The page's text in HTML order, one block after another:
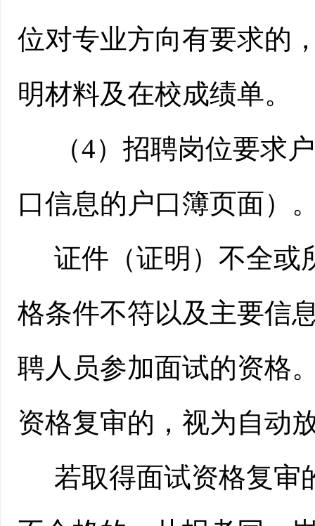
位对专业方向有要求的
明材料及在校成绩单。
（4）招聘岗位要求
口信息的户口簿页面）
证件（证明）不全或
格条件不符以及主要信
聘人员参加面试的资格
资格复审的，视为自动
若取得面试资格复审